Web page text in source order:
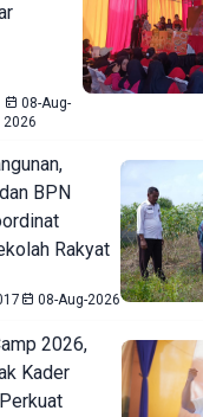
08-Aug-
2026
BPN
Rakyat
08-Aug-2026
2026,
Kader